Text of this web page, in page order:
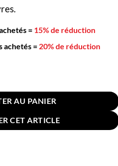
= 15% de réduction
achetés = 20% de réduction
13cm Verre Noirs
AU PANIER
CET ARTICLE